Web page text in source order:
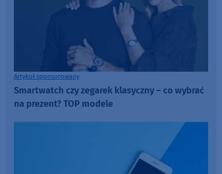
Artykuł sponsorowany
Smartwatch czy zegarek klasyczny – co wybrać
na prezent? TOP modele